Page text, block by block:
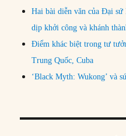
Hai bài diễn văn của Đại
dịp khởi công và khánh
Điểm khác biệt trong tư
Trung Quốc, Cuba
‘Black Myth: Wukong’ và